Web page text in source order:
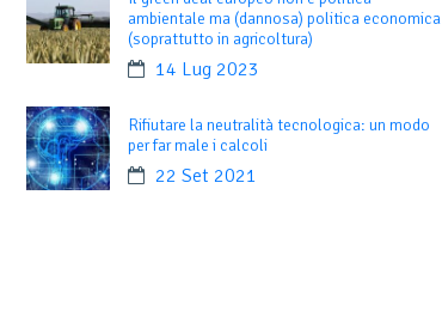
ambientale ma (dannosa) politica economica
(soprattutto in agricoltura)
14 Lug 2023
Rifiutare la neutralità tecnologica: un modo
per far male i calcoli
22 Set 2021